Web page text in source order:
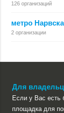
126 организаций
метро
2 организации
Для
Если у Вас есть
площадка для